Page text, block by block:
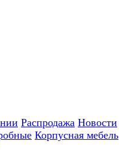
Распродажа Новости
Корпусная мебель